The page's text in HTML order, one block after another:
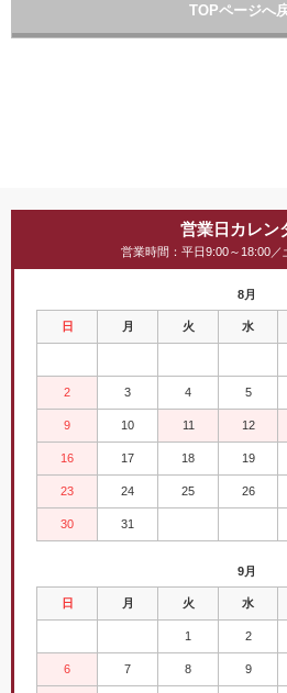
TOPページへ
営業日カレン
営業時間：平日9:00～18:00／
8月
日 月 火 水
2 3 4 5
9 10 11 12
16 17 18 19
23 24 25 26
30 31
9月
日 月 火 水
1 2
6 7 8 9